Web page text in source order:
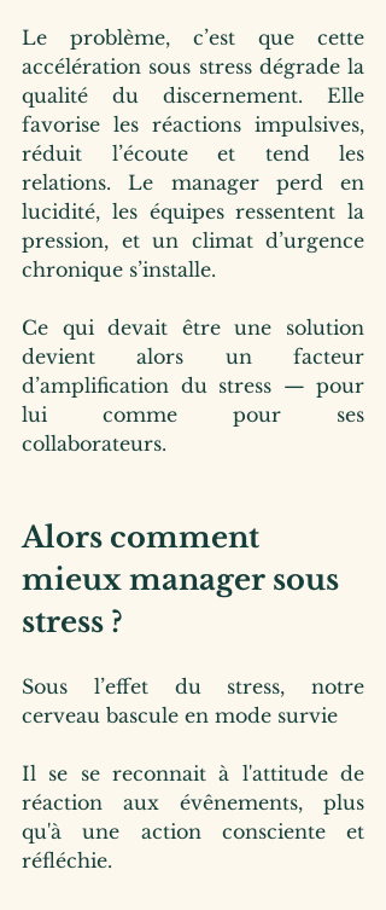
Le problème, c’est que cette
accélération sous stress dégrade la
qualité du discernement. Elle
favorise les réactions impulsives,
réduit l’écoute et tend les
relations. Le manager perd en
lucidité, les équipes ressentent la
pression, et un climat d’urgence
chronique s’installe.
Ce qui devait être une solution
devient alors un facteur
d’amplification du stress — pour
lui comme pour ses
collaborateurs.
Alors comment
mieux manager sous
stress ?
Sous l’effet du stress, notre
cerveau bascule en mode survie
Il se se reconnait à l'attitude de
réaction aux évênements, plus
qu'à une action consciente et
réfléchie.